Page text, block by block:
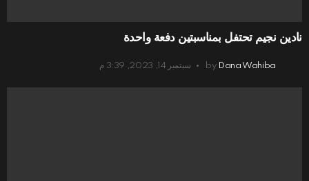
نادين نجيم تحتفل بمناسبتين دفعة واحدة
by Dana Wahiba سبتمبر 14, 2023, 3:39 م